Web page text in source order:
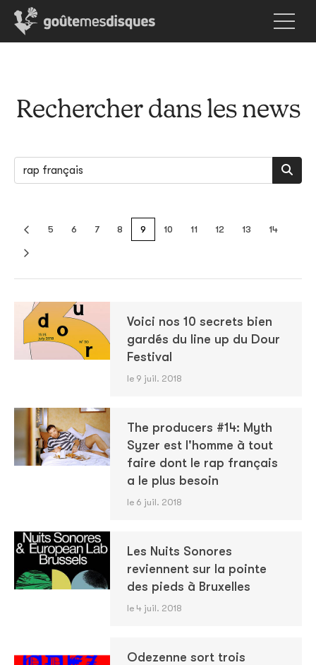
Rechercher dans les news
5 6 7 8 9 10 11 12 13 14
Voici nos 10 secrets bien
gardés du line up du Dour
Festival
le 9 juil. 2018
The producers #14: Myth
Syzer est l'homme à tout
faire dont le rap français
a le plus besoin
le 6 juil. 2018
Les Nuits Sonores
reviennent sur la pointe
des pieds à Bruxelles
le 4 juil. 2018
Odezenne sort trois